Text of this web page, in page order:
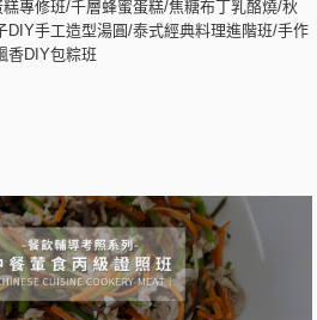
專修班/千層蜂蜜蛋糕/焦糖布丁乳酪燒/秋
DIY手工造型湯圓/泰式經典料理進階班/手作
香DIY包粽班